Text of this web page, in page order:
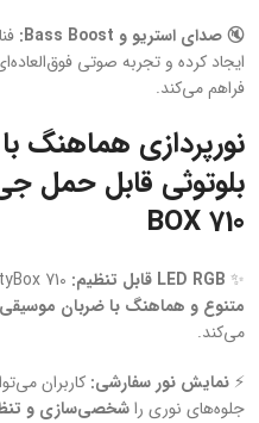
🔇صدای استریو و Bass Boost:
ایجاد کرده و تجربه صوتی
فراهم می‌کند.
نورپردازی هماهنگ
BOX 710
✨ LED RGB قابل تنظیم:
متنوع و هماهنگ با ضربان موسیقی
می‌کند.
⚡ نمایش نور سفارشی: کاربران
جلوه‌های نوری راشخصی‌سازی و